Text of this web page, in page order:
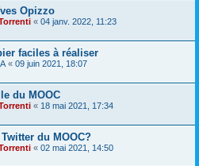
Opizzo
« 04 janv. 2022, 11:23
faciles à réaliser
« 09 juin 2021, 18:07
du MOOC
« 18 mai 2021, 17:34
du MOOC?
« 02 mai 2021, 14:50